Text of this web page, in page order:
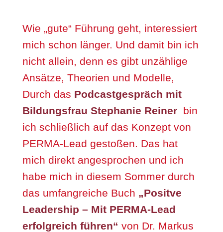
Wie „gute“ Führung geht, interessiert
mich schon länger. Und damit bin ich
nicht allein, denn es gibt unzählige
Ansätze, Theorien und Modelle,
Durch das Podcastgespräch mit
Bildungsfrau Stephanie Reiner bin
ich schließlich auf das Konzept von
PERMA-Lead gestoßen. Das hat
mich direkt angesprochen und ich
habe mich in diesem Sommer durch
das umfangreiche Buch „Positve
Leadership – Mit PERMA-Lead
erfolgreich führen“ von Dr. Markus